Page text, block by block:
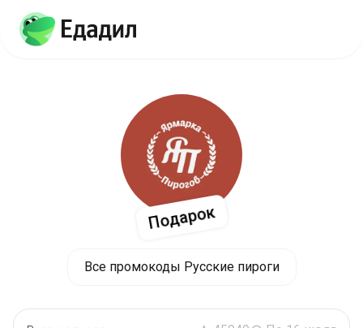
Подарок
Все промокоды Русские пироги